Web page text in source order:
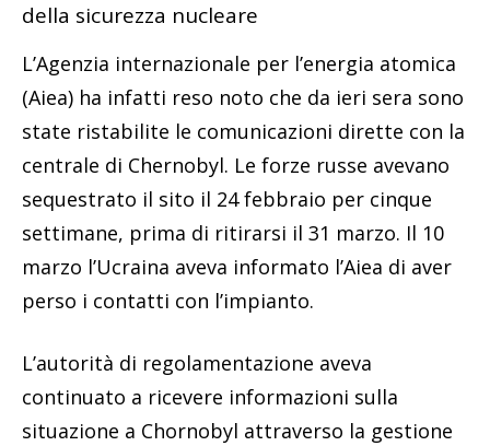
della sicurezza nucleare
L’Agenzia internazionale per l’energia atomica
(Aiea) ha infatti reso noto che da ieri sera sono
state ristabilite le comunicazioni dirette con la
centrale di Chernobyl. Le forze russe avevano
sequestrato il sito il 24 febbraio per cinque
settimane, prima di ritirarsi il 31 marzo. Il 10
marzo l’Ucraina aveva informato l’Aiea di aver
perso i contatti con l’impianto.
L’autorità di regolamentazione aveva
continuato a ricevere informazioni sulla
situazione a Chornobyl attraverso la gestione